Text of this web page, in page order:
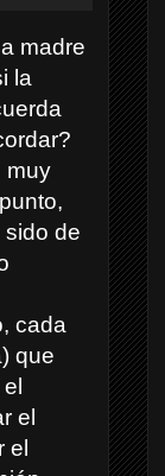
madre
la
muy
de
cada
que
el
el